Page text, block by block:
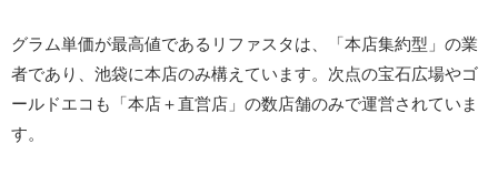
グラム単価が最高値であるリファスタは、「本店集約型」の業
者であり、池袋に本店のみ構えています。次点の宝石広場やゴ
ールドエコも「本店＋直営店」の数店舗のみで運営されていま
す。